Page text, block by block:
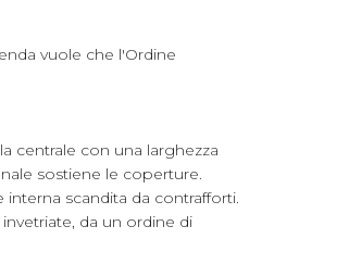
vuole che l'Ordine
centrale con una larghezza
sostiene le coperture.
scandita da contrafforti.
da un ordine di